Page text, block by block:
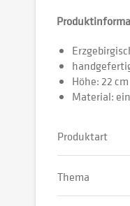
Höhe: 22 cm
Material:
Produktart
Thema